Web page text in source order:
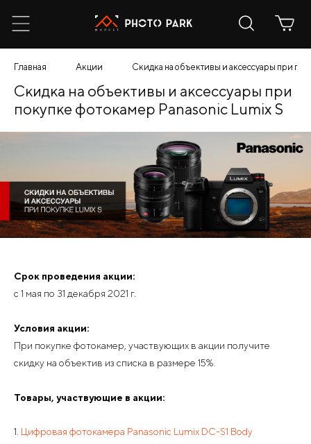
Главная Акции Скидка на объективы и аксессуары при
Скидка на объективы и аксессуары при
покупке фотокамер Panasoniс Lumix S
Срок проведения акции:
с 1 мая по 31 декабря 2021 г.
Условия акции:
При покупке фотокамер, участвующих в акции получите
скидку на объектив из списка в размере 15%.
Товары, участвующие в акции:
Цифровая фотокамера Panasonic Lumix DC-S1 Body